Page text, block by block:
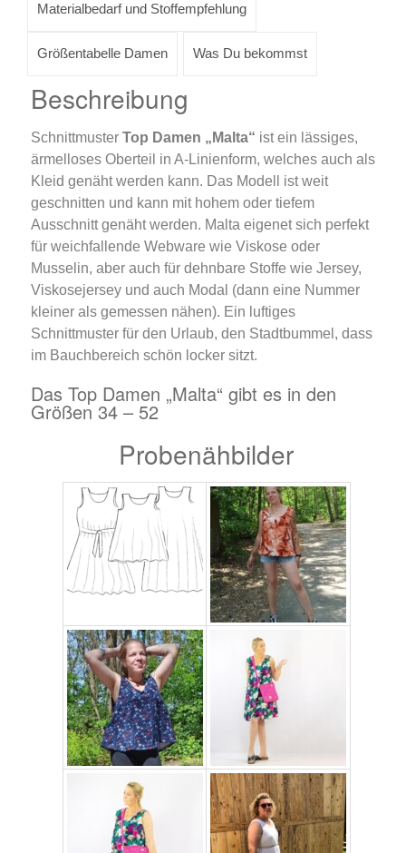
Materialbedarf und Stoffempfehlung
Größentabelle Damen Was Du bekommst
Beschreibung
Schnittmuster Top Damen „Malta“ ist ein lässiges,
ärmelloses Oberteil in A-Linienform, welches auch als
Kleid genäht werden kann. Das Modell ist weit
geschnitten und kann mit hohem oder tiefem
Ausschnitt genäht werden. Malta eigenet sich perfekt
für weichfallende Webware wie Viskose oder
Musselin, aber auch für dehnbare Stoffe wie Jersey,
Viskosejersey und auch Modal (dann eine Nummer
kleiner als gemessen nähen). Ein luftiges
Schnittmuster für den Urlaub, den Stadtbummel, dass
im Bauchbereich schön locker sitzt.
Das Top Damen „Malta“ gibt es in den
Größen 34 – 52
Probenähbilder